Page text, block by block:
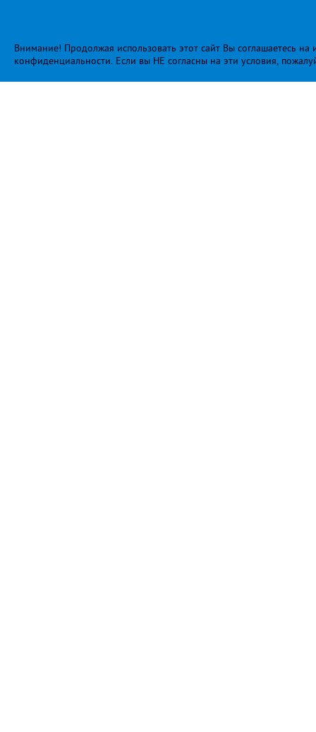
Внимание! Продолжая использовать этот сайт Вы соглашаетесь
конфиденциальности. Если вы НЕ согласны на эти условия,